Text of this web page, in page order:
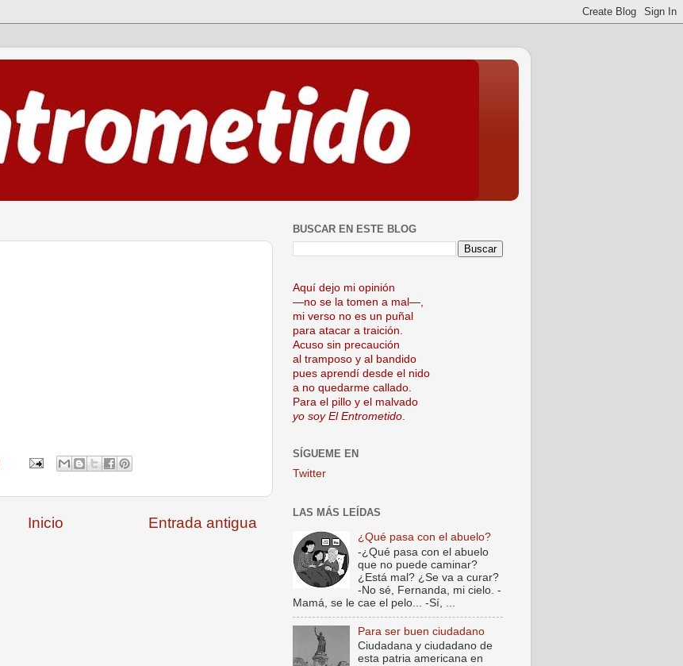
Entrada antigua
Inicio
BUSCAR EN ESTE BLOG
Aquí dejo mi opinión
—no se la tomen a mal—,
mi verso no es un puñal
para atacar a traición.
Acuso sin precaución
al tramposo y al bandido
pues aprendí desde el nido
a no quedarme callado.
Para el pillo y el malvado
yo soy El Entrometido
SÍGUEME EN
Twitter
LAS MÁS LEÍDAS
¿Qué pasa con el abuelo?
-¿Qué pasa con el abuelo
que no puede caminar?
¿Está mal? ¿Se va a curar?
-No sé, Fernanda, mi cielo. -
Mamá, se le cae el pelo... -Sí, ...
Para ser buen ciudadano
Ciudadana y ciudadano de
esta patria americana en